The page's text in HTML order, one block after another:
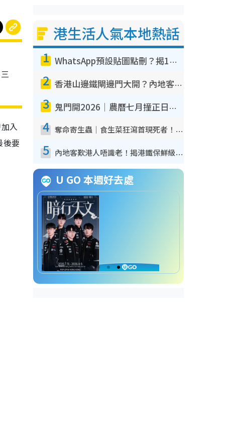
入
後要
港生活人氣本地熱話
1 WhatsApp預設貼圖點刪？揭1招「反向操作」還原簡潔介面 附3步實測教學
2 香港山邊鐵閘邊門大開？內地客困惑意義何在！網民神回覆：呢種叫法理性防禦
3 鬼門開2026｜農曆七月撞正日全食特別邪？專家警告切忌做一事！揭4大禁忌+2招保平安
4 奪命寄生蟲｜食生菜狂瀉首現死者！疫潮惡化錄1.8萬宗病例 揭洗菜3大謬誤
5 內地客歎港人唔識老！揭港鐵保鮮級冷氣 港人求放過：咪投訴
U GO 本週好去處